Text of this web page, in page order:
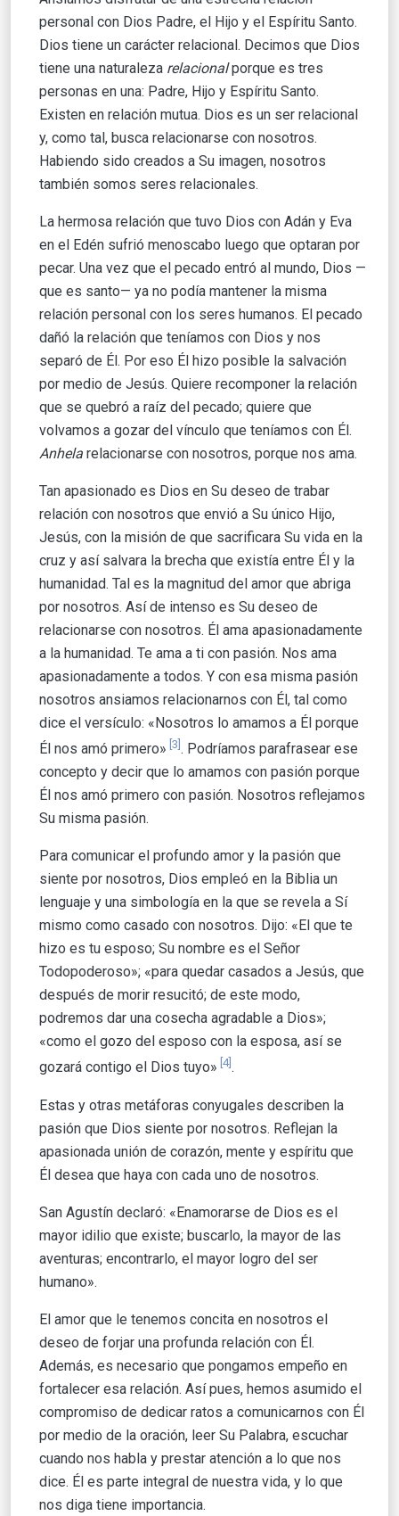
personal con Dios Padre, el Hijo y el Espíritu Santo.
Dios tiene un carácter relacional. Decimos que Dios
tiene una naturaleza relacionalporque es tres
personas en una: Padre, Hijo y Espíritu Santo.
Existen en relación mutua. Dios es un ser relacional
y, como tal, busca relacionarse con nosotros.
Habiendo sido creados a Su imagen, nosotros
también somos seres relacionales.
La hermosa relación que tuvo Dios con Adán y Eva
en el Edén sufrió menoscabo luego que optaran por
pecar. Una vez que el pecado entró al mundo, Dios —
que es santo— ya no podía mantener la misma
relación personal con los seres humanos. El pecado
dañó la relación que teníamos con Dios y nos
separó de Él. Por eso Él hizo posible la salvación
por medio de Jesús. Quiere recomponer la relación
que se quebró a raíz del pecado; quiere que
volvamos a gozar del vínculo que teníamos con Él.
Anhela relacionarse con nosotros, porque nos ama.
Tan apasionado es Dios en Su deseo de trabar
relación con nosotros que envió a Su único Hijo,
Jesús, con la misión de que sacrificara Su vida en la
cruz y así salvara la brecha que existía entre Él y la
humanidad. Tal es la magnitud del amor que abriga
por nosotros. Así de intenso es Su deseo de
relacionarse con nosotros. Él ama apasionadamente
a la humanidad. Te ama a ti con pasión. Nos ama
apasionadamente a todos. Y con esa misma pasión
nosotros ansiamos relacionarnos con Él, tal como
dice el versículo: «Nosotros lo amamos a Él porque
Él nos amó primero» [3] . Podríamos parafrasear ese
concepto y decir que lo amamos con pasión porque
Él nos amó primero con pasión. Nosotros reflejamos
Su misma pasión.
Para comunicar el profundo amor y la pasión que
siente por nosotros, Dios empleó en la Biblia un
lenguaje y una simbología en la que se revela a Sí
mismo como casado con nosotros. Dijo: «El que te
hizo es tu esposo; Su nombre es el Señor
Todopoderoso»; «para quedar casados a Jesús, que
después de morir resucitó; de este modo,
podremos dar una cosecha agradable a Dios»;
«como el gozo del esposo con la esposa, así se
gozará contigo el Dios tuyo» [4].
Estas y otras metáforas conyugales describen la
pasión que Dios siente por nosotros. Reflejan la
apasionada unión de corazón, mente y espíritu que
Él desea que haya con cada uno de nosotros.
San Agustín declaró: «Enamorarse de Dios es el
mayor idilio que existe; buscarlo, la mayor de las
aventuras; encontrarlo, el mayor logro del ser
humano».
El amor que le tenemos concita en nosotros el
deseo de forjar una profunda relación con Él.
Además, es necesario que pongamos empeño en
fortalecer esa relación. Así pues, hemos asumido el
compromiso de dedicar ratos a comunicarnos con Él
por medio de la oración, leer Su Palabra, escuchar
cuando nos habla y prestar atención a lo que nos
dice. Él es parte integral de nuestra vida, y lo que
nos diga tiene importancia.